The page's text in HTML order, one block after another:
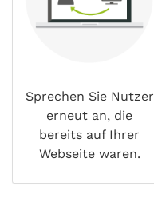
Sprechen Sie Nutzer
erneut an, die
bereits auf Ihrer
Webseite waren.